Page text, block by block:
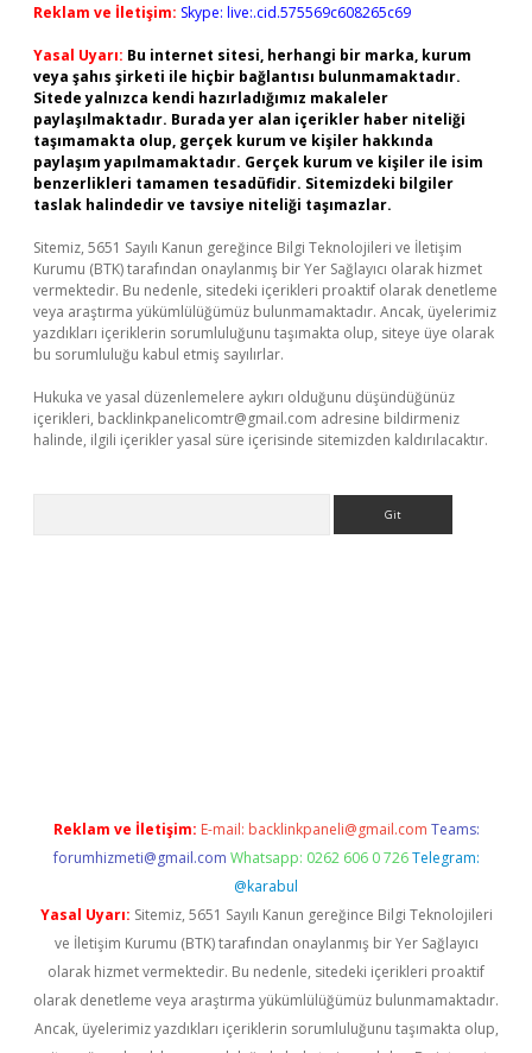
Reklam ve İletişim: Skype: live:.cid.575569c608265c69
Yasal Uyarı: Bu internet sitesi, herhangi bir marka, kurum
veya şahıs şirketi ile hiçbir bağlantısı bulunmamaktadır.
Sitede yalnızca kendi hazırladığımız makaleler
paylaşılmaktadır. Burada yer alan içerikler haber niteliği
taşımamakta olup, gerçek kurum ve kişiler hakkında
paylaşım yapılmamaktadır. Gerçek kurum ve kişiler ile isim
benzerlikleri tamamen tesadüfidir. Sitemizdeki bilgiler
taslak halindedir ve tavsiye niteliği taşımazlar.
Sitemiz, 5651 Sayılı Kanun gereğince Bilgi Teknolojileri ve İletişim
Kurumu (BTK) tarafından onaylanmış bir Yer Sağlayıcı olarak hizmet
vermektedir. Bu nedenle, sitedeki içerikleri proaktif olarak denetleme
veya araştırma yükümlülüğümüz bulunmamaktadır. Ancak, üyelerimiz
yazdıkları içeriklerin sorumluluğunu taşımakta olup, siteye üye olarak
bu sorumluluğu kabul etmiş sayılırlar.
Hukuka ve yasal düzenlemelere aykırı olduğunu düşündüğünüz
içerikleri, backlinkpanelicomtr@gmail.com adresine bildirmeniz
halinde, ilgili içerikler yasal süre içerisinde sitemizden kaldırılacaktır.
Reklam ve İletişim: E-mail: backlinkpaneli@gmail.com Teams:
forumhizmeti@gmail.com Whatsapp: 0262 606 0 726 Telegram:
@karabul
Yasal Uyarı: Sitemiz, 5651 Sayılı Kanun gereğince Bilgi Teknolojileri
ve İletişim Kurumu (BTK) tarafından onaylanmış bir Yer Sağlayıcı
olarak hizmet vermektedir. Bu nedenle, sitedeki içerikleri proaktif
olarak denetleme veya araştırma yükümlülüğümüz bulunmamaktadır.
Ancak, üyelerimiz yazdıkları içeriklerin sorumluluğunu taşımakta olup,